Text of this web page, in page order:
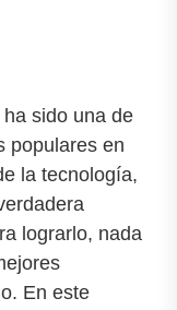
sido una de
populares en
la tecnología,
lograrlo, nada
En este